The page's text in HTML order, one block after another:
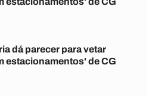
dá parecer para vetar
estacionamentos' de CG